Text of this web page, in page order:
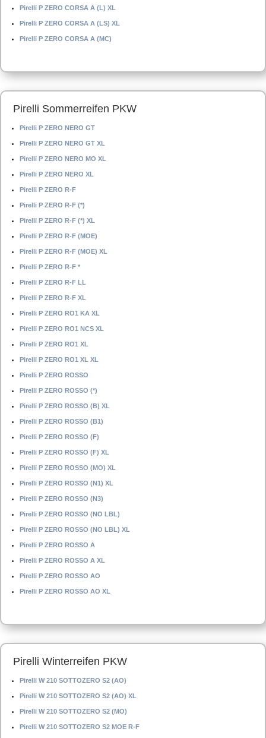
Pirelli P ZERO CORSA A (L) XL
Pirelli P ZERO CORSA A (LS) XL
Pirelli P ZERO CORSA A (MC)
Pirelli Sommerreifen PKW
Pirelli P ZERO NERO GT
Pirelli P ZERO NERO GT XL
Pirelli P ZERO NERO MO XL
Pirelli P ZERO NERO XL
Pirelli P ZERO R-F
Pirelli P ZERO R-F (*)
Pirelli P ZERO R-F (*) XL
Pirelli P ZERO R-F (MOE)
Pirelli P ZERO R-F (MOE) XL
Pirelli P ZERO R-F *
Pirelli P ZERO R-F LL
Pirelli P ZERO R-F XL
Pirelli P ZERO RO1 KA XL
Pirelli P ZERO RO1 NCS XL
Pirelli P ZERO RO1 XL
Pirelli P ZERO RO1 XL XL
Pirelli P ZERO ROSSO
Pirelli P ZERO ROSSO (*)
Pirelli P ZERO ROSSO (B) XL
Pirelli P ZERO ROSSO (B1)
Pirelli P ZERO ROSSO (F)
Pirelli P ZERO ROSSO (F) XL
Pirelli P ZERO ROSSO (MO) XL
Pirelli P ZERO ROSSO (N1) XL
Pirelli P ZERO ROSSO (N3)
Pirelli P ZERO ROSSO (NO LBL)
Pirelli P ZERO ROSSO (NO LBL) XL
Pirelli P ZERO ROSSO A
Pirelli P ZERO ROSSO A XL
Pirelli P ZERO ROSSO AO
Pirelli P ZERO ROSSO AO XL
Pirelli Winterreifen PKW
Pirelli W 210 SOTTOZERO S2 (AO)
Pirelli W 210 SOTTOZERO S2 (AO) XL
Pirelli W 210 SOTTOZERO S2 (MO)
Pirelli W 210 SOTTOZERO S2 MOE R-F